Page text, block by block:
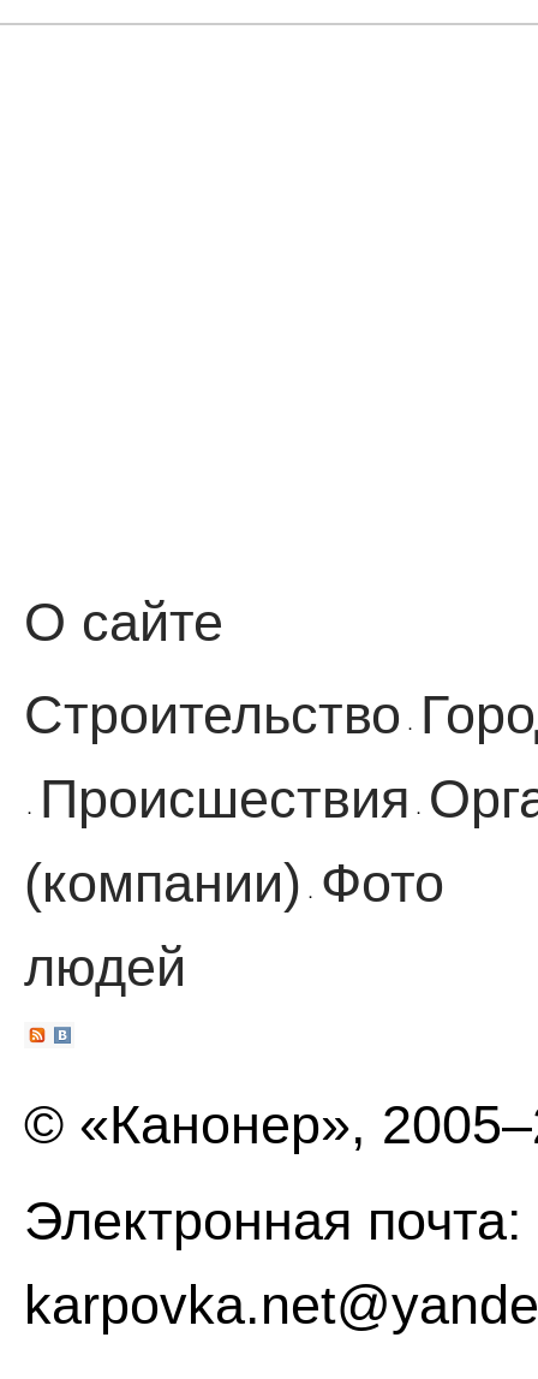
О сайте
Строительство ·
· Происшествия ·
(компании)
·
Фото
людей
© «Канонер»,
Электронная почта: